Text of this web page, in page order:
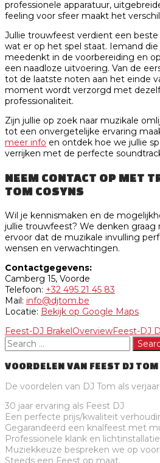
professionele apparatuur,
feeling voor sfeer maakt het
Jullie trouwfeest verdient een
wat er op het spel staat. Iemand die
meedenkt in de voorbereiding en
een naadloze uitvoering. Van de
tot de laatste noten aan het einde
moment wordt verzorgd met
professionaliteit.
Zijn jullie op zoek naar muzikale
tot een onvergetelijke ervaring
meer info en ontdek hoe we jullie
verrijken met de perfecte
NEEM CONTACT OP MET
TOM COSYNS
Wil je kennismaken en de
jullie trouwfeest? We denken
ervoor dat de muzikale invulling
wensen en verwachtingen.
Contactgegevens:
Camberg 15, Voorde
Telefoon: +32 495 21 45 83
Mail: info@djtom.be
Locatie: Bekijk op Google Maps
Feest-DJ BrakelOverviewFeest-DJ
VOORDELEN VAN FEEST DJ TOM
De voordelen van DJ Tom als
30 jaar ervaring als Feest DJ
Een perfecte prijs/kwaliteit
Gegarandeerd een knalfeest met
Professionele klank en lichtinstallatie
Muziekkeuze bespreken we op
Steeds een Feest op maat.